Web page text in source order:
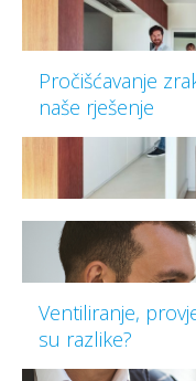
Pročišćavanje
naše rješenje
Ventiliranje,
su razlike?